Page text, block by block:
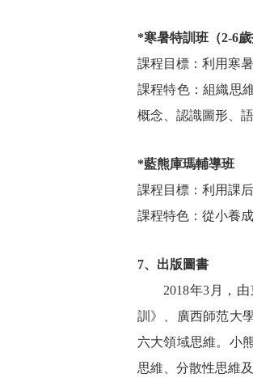
*寒暑特訓班（2-6
課程目標：利用寒
課程特色：組織思
概念、認識圖形、
*藍熊庫瑪輔導班
課程目標：利用課
課程特色：從小養
7、出版圖書
2018年3月，
訓》、廣西師范大
六大領域思維。小
思維、分散性思維